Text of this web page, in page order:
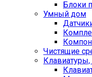
Блоки
Умный дом
Чистящие